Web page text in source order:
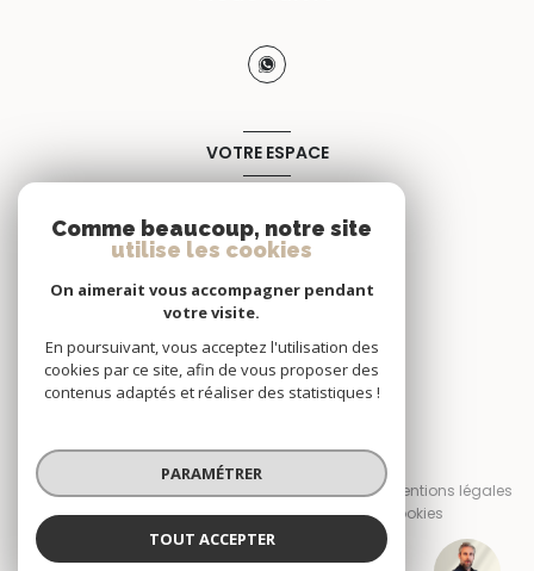
Nicolas ZAJTMAN
VOTRE ESPACE
© 2026 | Tous droits réservés
Nos honoraires
Nos partenaires
Mentions légales
Admin
Politique RGPD Cookies
Réalisé par :
Comme beaucoup, notre site
utilise les cookies
On aimerait vous accompagner pendant
votre visite.
En poursuivant, vous acceptez l'utilisation des
cookies par ce site, afin de vous proposer des
contenus adaptés et réaliser des statistiques !
PARAMÉTRER
TOUT ACCEPTER